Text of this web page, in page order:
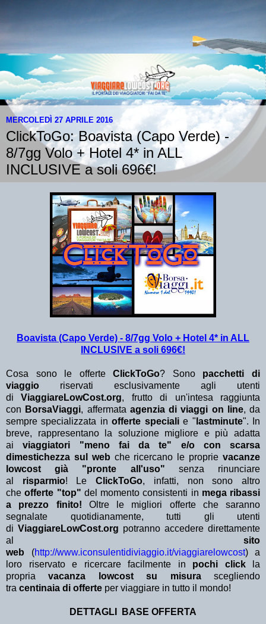
MERCOLEDÌ 27 APRILE 2016
ClickToGo: Boavista (Capo Verde) -
8/7gg Volo + Hotel 4* in ALL
INCLUSIVE a soli 696€!
Boavista (Capo Verde) - 8/7gg Volo + Hotel 4* in ALL
INCLUSIVE a soli 696€!
Cosa sono le offerteClickToGo? Sono pacchetti di
viaggio riservati esclusivamente agli utenti
diViaggiareLowCost.org, frutto di un'intesa raggiunta
con BorsaViaggi, affermata agenzia di viaggi on line, da
sempre specializzata in offerte specialie " lastminute". In
breve, rappresentano la soluzione migliore e più adatta
aiviaggiatori "meno fai da te" e/o con scarsa
dimestichezza sul web che ricercano le proprievacanze
lowcost già "pronte all'uso" senza rinunciare
al risparmio! LeClickToGo, infatti, non sono altro
cheofferte "top" del momento consistenti in mega ribassi
a prezzo finito! Oltre le migliori offerte che saranno
segnalate quotidianamente, tutti gli utenti
di ViaggiareLowCost.org potranno accedere direttamente
al sito
web (http://www.iconsulentidiviaggio.it/viaggiarelowcost) a
loro riservato e ricercare facilmente in pochi clickla
propriavacanza lowcost su misurascegliendo
tra centinaia di offerte per viaggiare in tutto il mondo!
DETTAGLI BASE OFFERTA